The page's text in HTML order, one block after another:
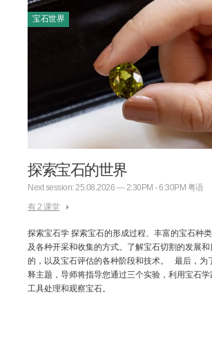
宝石世界
探索宝石的世界
Next session: 25.08.2026 — 2:30PM - 6:30PM 粤语
有 2 课堂
探索宝石学 探索宝石的形成过程、丰富的宝石种
及各种开采和收集的方式。了解宝石切割的发展和
的，以及宝石评估的各种阶段和技术。 最后，为
释主题，导师将指导您通过三个实验，利用宝石学
工具处理和观察宝石。